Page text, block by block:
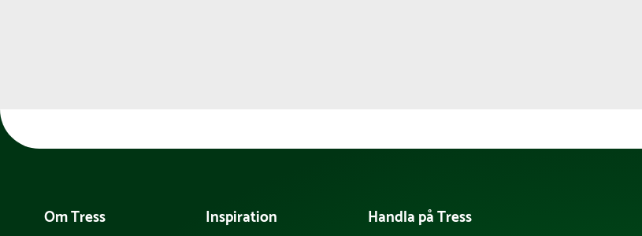
Om Tress Inspiration Handla på Tress